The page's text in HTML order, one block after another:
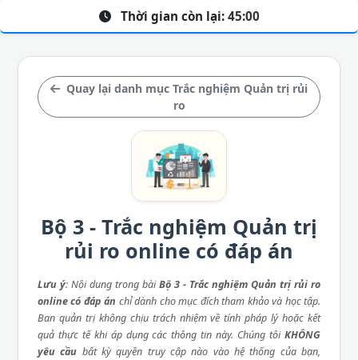
Quay lại danh mục Trắc nghiệm Quản trị rủi
ro
Bộ 3 - Trắc nghiệm Quản trị
rủi ro online có đáp án
Lưu ý: Nội dung trong bàiBộ 3 - Trắc nghiệm Quản trị rủi ro
online có đáp án chỉ dành cho mục đích tham khảo và học tập.
Ban quản trị không chịu trách nhiệm về tính pháp lý hoặc kết
quả thực tế khi áp dụng các thông tin này. Chúng tôi KHÔNG
yêu cầu bất kỳ quyền truy cập nào vào hệ thống của bạn,
Thời gian còn lại: 45:00